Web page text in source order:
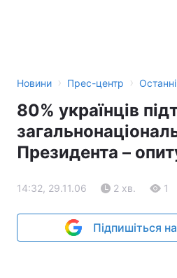
Новини › Прес-центр › Останні
80% українців
Президента –
14:32, 29.11.06 2 хв. 1
Підпишіться